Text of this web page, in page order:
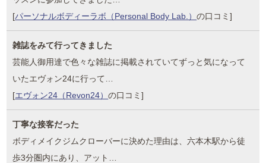
[パーソナルボディーラボ（Personal Body Lab.）の口コミ]
雑誌をみて行ってきました
芸能人御用達で色々な雑誌に掲載されていてずっと気になって
いたエヴォン24に行って…
[エヴォン24（Revon24）の口コミ]
丁寧な接客だった
ボディメイクジムクローバーに決めた理由は、六本木駅から徒
歩3分圏内にあり、アット…